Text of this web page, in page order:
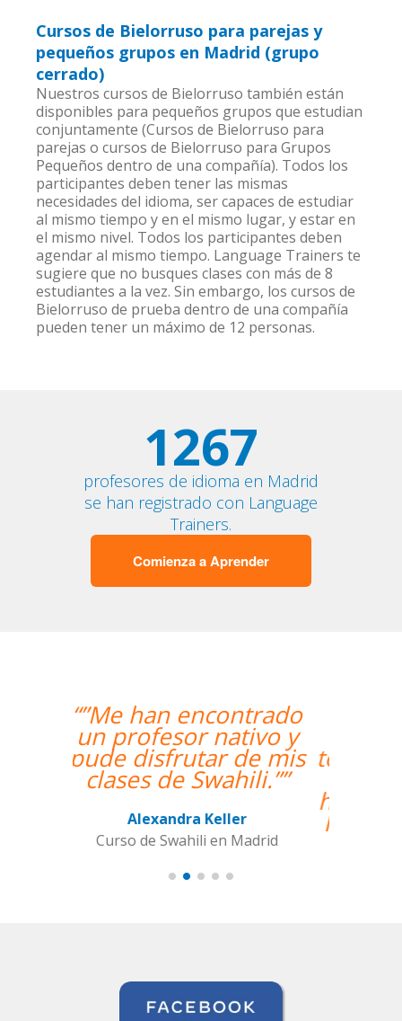
Cursos de Bielorruso para parejas y
pequeños grupos en Madrid (grupo
cerrado)
Nuestros cursos de Bielorruso también están
disponibles para pequeños grupos que estudian
conjuntamente (Cursos de Bielorruso para
parejas o cursos de Bielorruso para Grupos
Pequeños dentro de una compañía). Todos los
participantes deben tener las mismas
necesidades del idioma, ser capaces de estudiar
al mismo tiempo y en el mismo lugar, y estar en
el mismo nivel. Todos los participantes deben
agendar al mismo tiempo. Language Trainers te
sugiere que no busques clases con más de 8
estudiantes a la vez. Sin embargo, los cursos de
Bielorruso de prueba dentro de una compañía
pueden tener un máximo de 12 personas.
1267
profesores de idioma en Madrid
se han registrado con Language
Trainers.
Comienza a Aprender
“”The course is going
well and Eugenia, my
teacher, is fantastic. My
communication skills
have improved greatly.
I'm really enjoying the
lessons!””
Miguel Eufrasio